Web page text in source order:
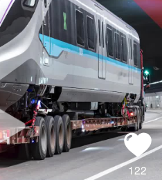
122